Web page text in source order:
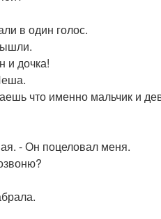
в один голос.
и дочка!
что именно мальчик и
- Он поцеловал меня.